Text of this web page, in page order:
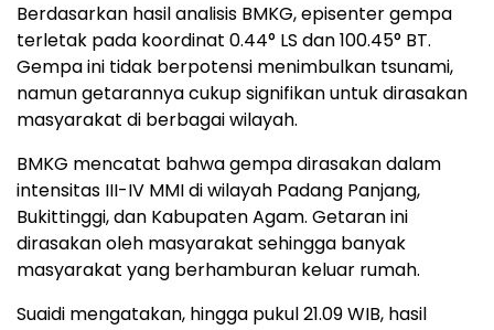
Berdasarkan hasil analisis BMKG, episenter gempa
terletak pada koordinat 0.44° LS dan 100.45° BT.
Gempa ini tidak berpotensi menimbulkan tsunami,
namun getarannya cukup signifikan untuk dirasakan
masyarakat di berbagai wilayah.
BMKG mencatat bahwa gempa dirasakan dalam
intensitas III-IV MMI di wilayah Padang Panjang,
Bukittinggi, dan Kabupaten Agam. Getaran ini
dirasakan oleh masyarakat sehingga banyak
masyarakat yang berhamburan keluar rumah.
Suaidi mengatakan, hingga pukul 21.09 WIB, hasil